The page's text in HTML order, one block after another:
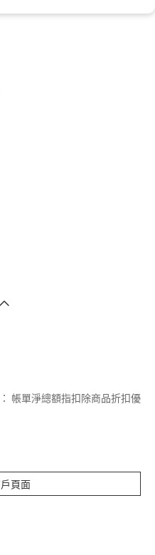
帳單淨總額指扣除商品折扣優
頁面